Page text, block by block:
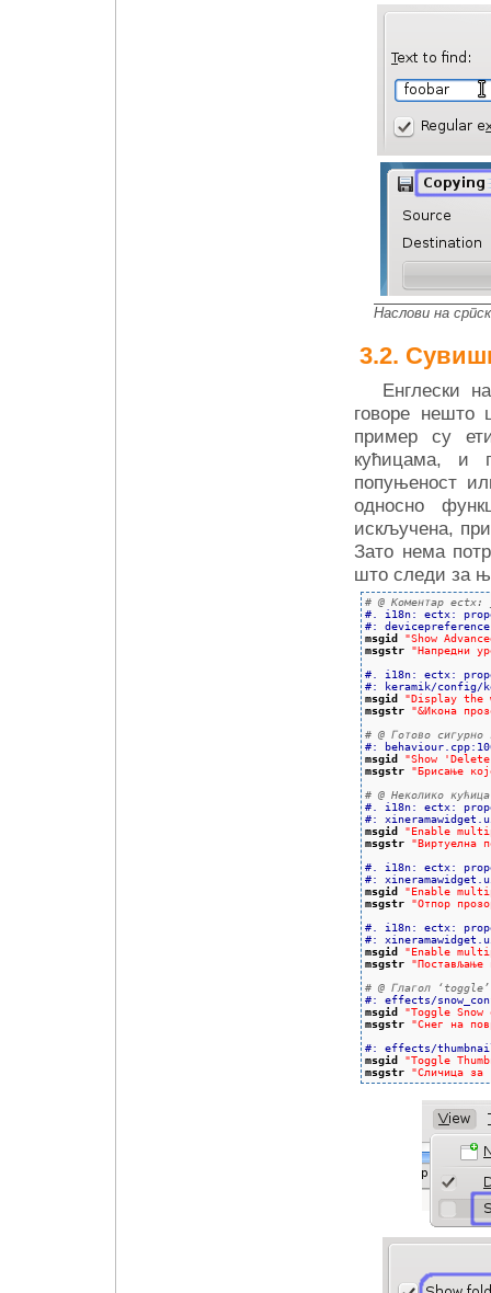
Наслови на
Енглески
говоре нешто
пример су
кућицама, и
попуњеност
односно
искључена,
Зато нема
што следи за
# @ Коментар
#. i18n: ectx:
#:
msgid
"Show
msgstr
"Напредни
#. i18n: ectx:
#: keramik/config/
msgid
"Display the
msgstr
"&Икона
# @ Готово
#:
msgid
"Show
msgstr
"Брисање
# @ Неколико
#. i18n: ectx:
#:
msgid
"Enable
msgstr
"Виртуелна
#. i18n: ectx:
#:
msgid
"Enable
msgstr
"Отпор
#. i18n: ectx:
#:
msgid
"Enable
msgstr
"Постављање
# @ Глагол
#: effects/
msgid
"Toggle Snow
msgstr
"Снег на
#: effects/
msgid
"Toggle
msgstr
"Сличица за